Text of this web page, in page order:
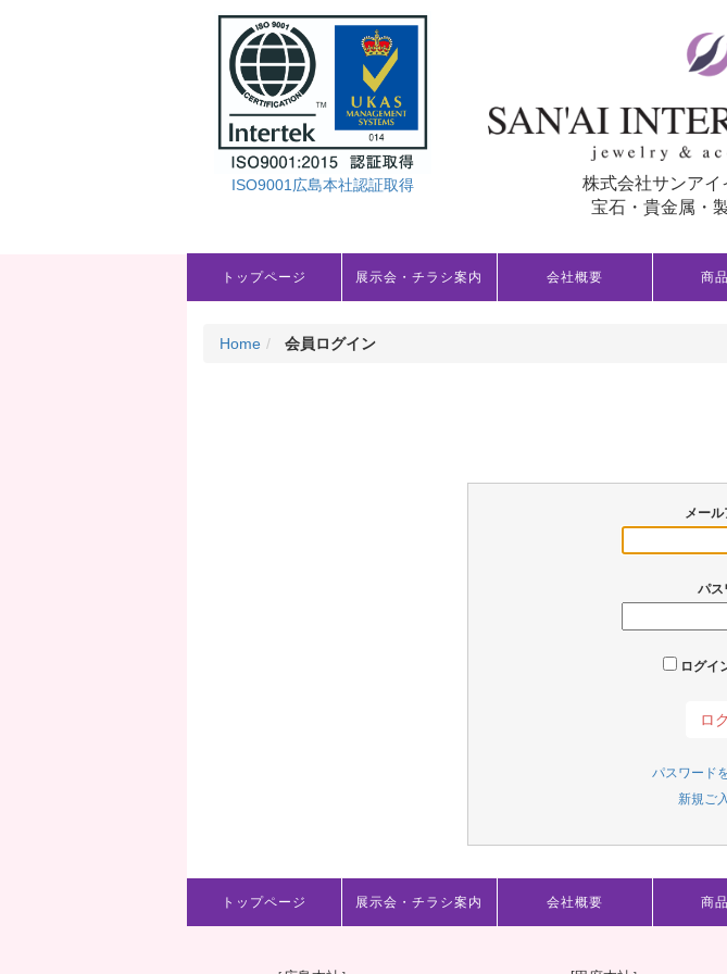
ISO9001広島本社認証取得
株式会社サンア
宝石・貴金属・
トップページ 展示会・チラシ案内 会社概要 商
Home 会員ログイン
メール
パス
ログイ
パスワード
新規ご
トップページ 展示会・チラシ案内 会社概要 商